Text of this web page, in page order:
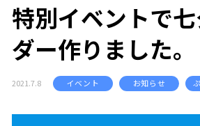
特別イベントで
ダー作りました。
2021.7.8 イベント お知らせ